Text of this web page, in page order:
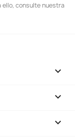
ello, consulte nuestra


